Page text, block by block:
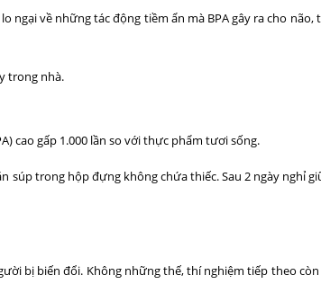
ngại về những tác động tiềm ẩn mà BPA gây ra cho não,
trong nhà.
cao gấp 1.000 lần so với thực phẩm tươi sống.
súp trong hộp đựng không chứa thiếc. Sau 2 ngày nghỉ
bị biến đổi. Không những thế, thí nghiệm tiếp theo